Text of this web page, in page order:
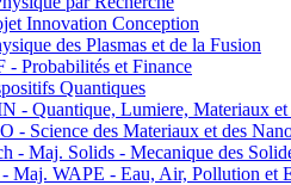
Innovation Conception
des Plasmas et de la Fusion
Probabilités et Finance
Quantiques
Quantique, Lumiere, Materiaux et
Science des Materiaux et des
- Maj. Solids - Mecanique des
Maj. WAPE - Eau, Air, Pollution et